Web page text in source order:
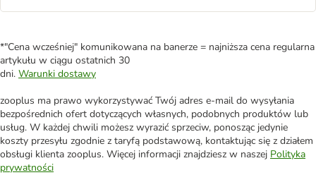
*"Cena wcześniej" komunikowana na banerze = najniższa cena regularna
artykułu w ciągu ostatnich 30
dni. Warunki dostawy
zooplus ma prawo wykorzystywać Twój adres e-mail do wysyłania
bezpośrednich ofert dotyczących własnych, podobnych produktów lub
usług. W każdej chwili możesz wyrazić sprzeciw, ponosząc jedynie
koszty przesyłu zgodnie z taryfą podstawową, kontaktując się z działem
obsługi klienta zooplus. Więcej informacji znajdziesz w naszej Polityka
prywatności